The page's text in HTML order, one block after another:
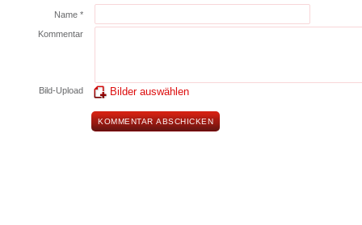
Name *
Kommentar
Bild-Upload Bilder auswählen